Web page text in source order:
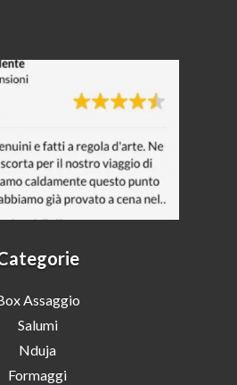
Assaggio
Salumi
Nduja
Formaggi